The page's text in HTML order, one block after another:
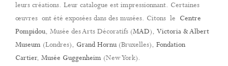
leurs créations. Leur catalogue est impressionnant. Certaines
œuvres ont été exposées dans des musées. Citons le Centre
Pompidou, Musée des Arts Décoratifs (MAD), Victoria & Albert
Museum (Londres), Grand Hornu(Bruxelles), Fondation
Cartier, Musée Guggenheim (New York).